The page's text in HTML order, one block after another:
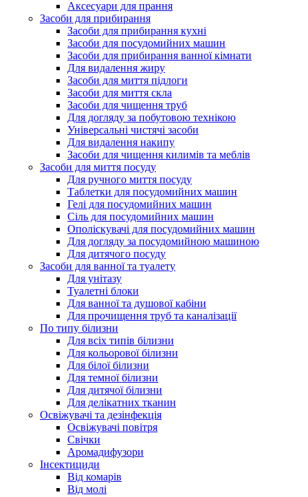
Аксесуари для прання
Засоби для прибирання
Засоби для прибирання кухні
Засоби для посудомийних машин
Засоби для прибирання ванної кімнати
Для видалення жиру
Засоби для миття підлоги
Засоби для миття скла
Засоби для чищення труб
Для догляду за побутовою технікою
Універсальні чистячі засоби
Для видалення накипу
Засоби для чищення килимів та меблів
Засоби для миття посуду
Для ручного миття посуду
Таблетки для посудомийних машин
Гелі для посудомийних машин
Сіль для посудомийних машин
Ополіскувачі для посудомийних машин
Для догляду за посудомийною машиною
Для дитячого посуду
Засоби для ванної та туалету
Для унітазу
Туалетні блоки
Для ванної та душової кабіни
Для прочищення труб та каналізації
По типу білизни
Для всіх типів білизни
Для кольорової білизни
Для білої білизни
Для темної білизни
Для дитячої білизни
Для делікатних тканин
Освіжувачі та дезінфекція
Освіжувачі повітря
Свічки
Аромадифузори
Інсектициди
Від комарів
Від молі